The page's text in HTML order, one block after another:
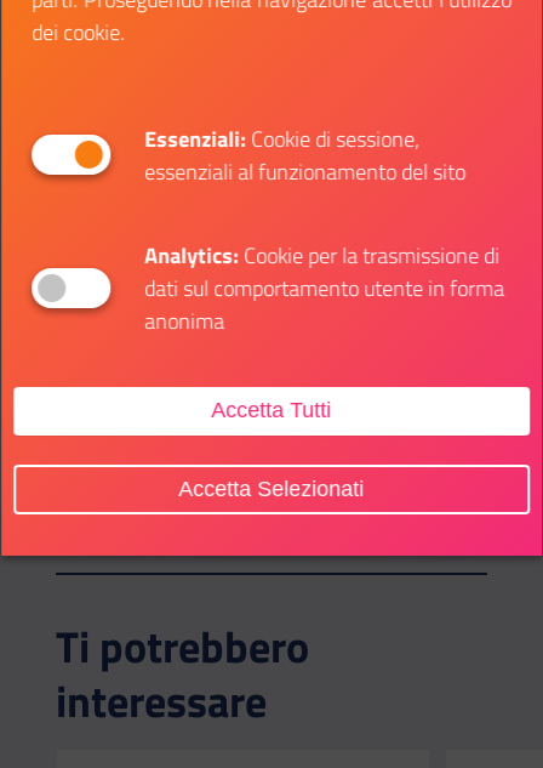
formazione attraverso l’erogazione di borse di
studio e attività di mentoring per alcuni progetti di
Proponi la tua startup o il tuo cv e inizia una nuova
sfida.
SOTTO CATEGORIE:
Formazione professionale
Ti potrebbero
interessare
dei cookie.
Essenziali:Cookie di sessione,
essenziali al funzionamento del sito
Analytics:Cookie per la trasmissione di
dati sul comportamento utente in forma
anonima
Accetta Tutti
Accetta Selezionati